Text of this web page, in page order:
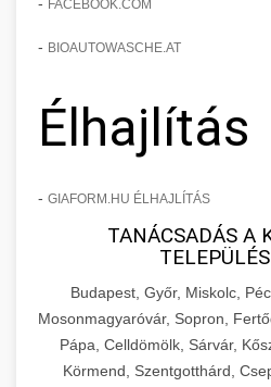
FACEBOOK.COM
- BIOAUTOWASCHE.AT
Élhajlítás
- GIAFORM.HU ÉLHAJLÍTÁS
TANÁCSADÁS A
Budapest, Győr, Miskolc,
Mosonmagyaróvár, Sopron,
Pápa, Celldömölk, Sárvár,
Körmend, Szentgotthárd,